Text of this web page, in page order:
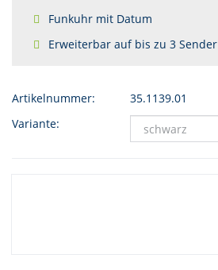
Funkuhr mit Datum
Erweiterbar auf bis zu 3 Sender
Artikelnummer:
35.1139.01
Variante: